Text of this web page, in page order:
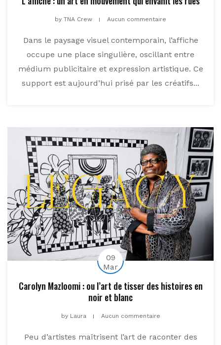
by TNA Crew Aucun commentaire
Dans le paysage visuel contemporain, l’affiche
occupe une place singulière, oscillant entre
médium publicitaire et expression artistique. Ce
support est aujourd’hui prisé par les créatifs...
09
Mar
Carolyn Mazloomi : ou l’art de tisser des histoires en
noir et blanc
byLaura Aucun commentaire
Peu d’artistes maîtrisent l’art de raconter des